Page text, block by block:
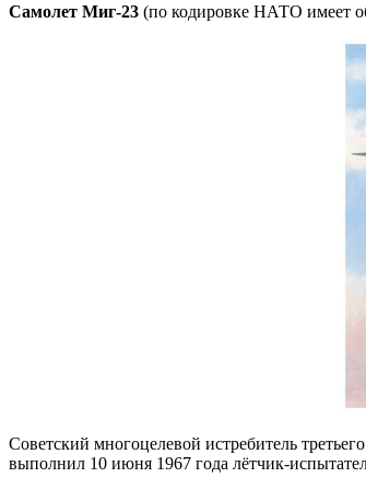
Самолет Миг-23 (по кодировке НАТО имеет
Советский многоцелевой истребитель
выполнил 10 июня 1967 года лётчик-